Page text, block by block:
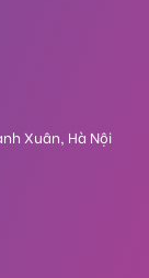
Xuân, Hà Nội